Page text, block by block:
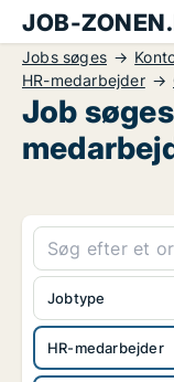
JOB-
Jobs søges
HR-medarbejder
Job
HR-medarbejder
Jobtype